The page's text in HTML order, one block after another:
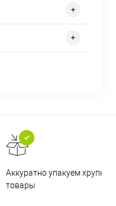
Аккуратно упакуем хрупкие
товары